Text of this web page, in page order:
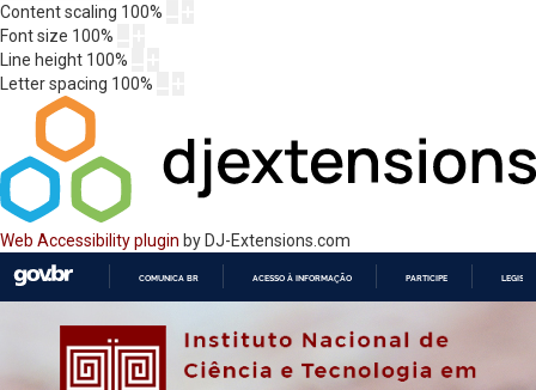
Content scaling 100%
Font size 100%
Line height 100%
Letter spacing 100%
Web Accessibility plugin by DJ-Extensions.com
O
COMUNICA BR ACESSO À INFORMAÇÃO PARTICIPE